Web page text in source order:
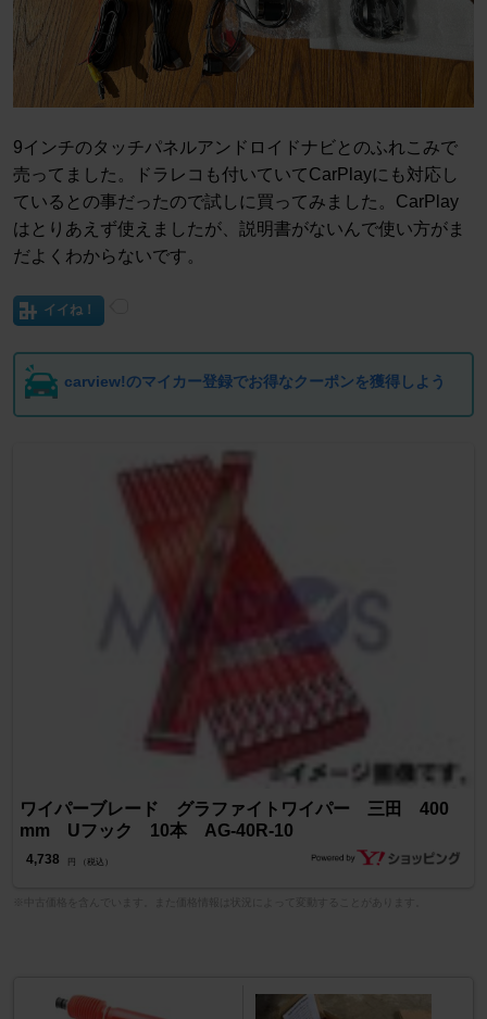
9インチのタッチパネルアンドロイドナビとのふれこみで
売ってました。ドラレコも付いていてCarPlayにも対応し
ているとの事だったので試しに買ってみました。CarPlay
はとりあえず使えましたが、説明書がないんで使い方がま
だよくわからないです。
イイね！
carview!のマイカー登録でお得なクーポンを獲得しよう
ワイパーブレード グラファイトワイパー 三田 400
mm Uフック 10本 AG-40R-10
4,738 円 （税込）